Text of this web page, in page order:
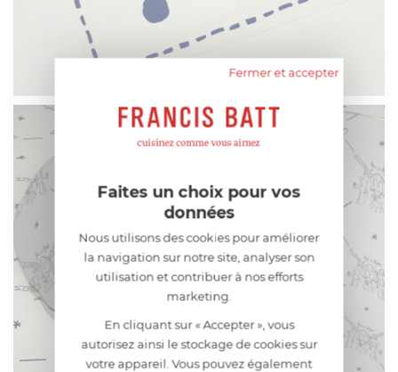
Fermer et accepter
Faites un choix pour vos
données
Nous utilisons des cookies pour améliorer
la navigation sur notre site, analyser son
utilisation et contribuer à nos efforts
marketing.
En cliquant sur « Accepter », vous
autorisez ainsi le stockage de cookies sur
votre appareil. Vous pouvez également